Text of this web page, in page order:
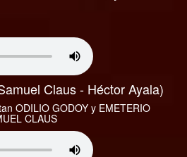
Claus - Héctor Ayala)
ODILIO GODOY y EMETERIO
CLAUS